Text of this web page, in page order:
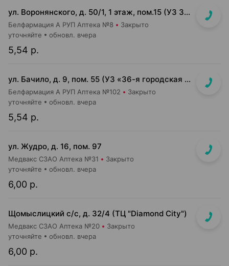
ул. Воронянского, д. 50/1, 1 этаж, пом.15 (УЗ 38-я городская п-ка)
Белфармация А РУП Аптека №8 Закрыто
5,54 р.
уточняйте обновл. вчера
ул. Бачило, д. 9, пом. 55 (УЗ «36-я городская п-ка»)
Белфармация А РУП Аптека №102 Закрыто
5,54 р.
уточняйте обновл. вчера
ул. Жудро, д. 16, пом. 97
Медвакс СЗАО Аптека №31 Закрыто
6,00 р.
уточняйте обновл. вчера
Щомыслицкий с/с, д. 32/4 (ТЦ "Diamond City")
Медвакс СЗАО Аптека №20 Закрыто
6,00 р.
уточняйте обновл. вчера